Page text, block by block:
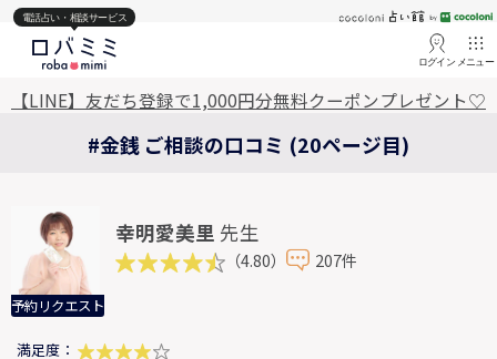
電話占い・相談サービス
ログイン メニュー
【LINE】友だち登録で1,000円分無料クーポンプレゼント♡
#金銭 ご相談の口コミ (20ページ目)
予約リクエスト
幸明愛美里 先生
（4.80） 207件
満足度：